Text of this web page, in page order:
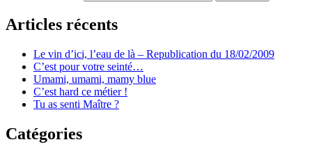
Articles récents
Le vin d’ici, l’eau de là – Republication du 18/02/2009
C’est pour votre seinté…
Umami, umami, mamy blue
C’est hard ce métier !
Tu as senti Maître ?
Catégories